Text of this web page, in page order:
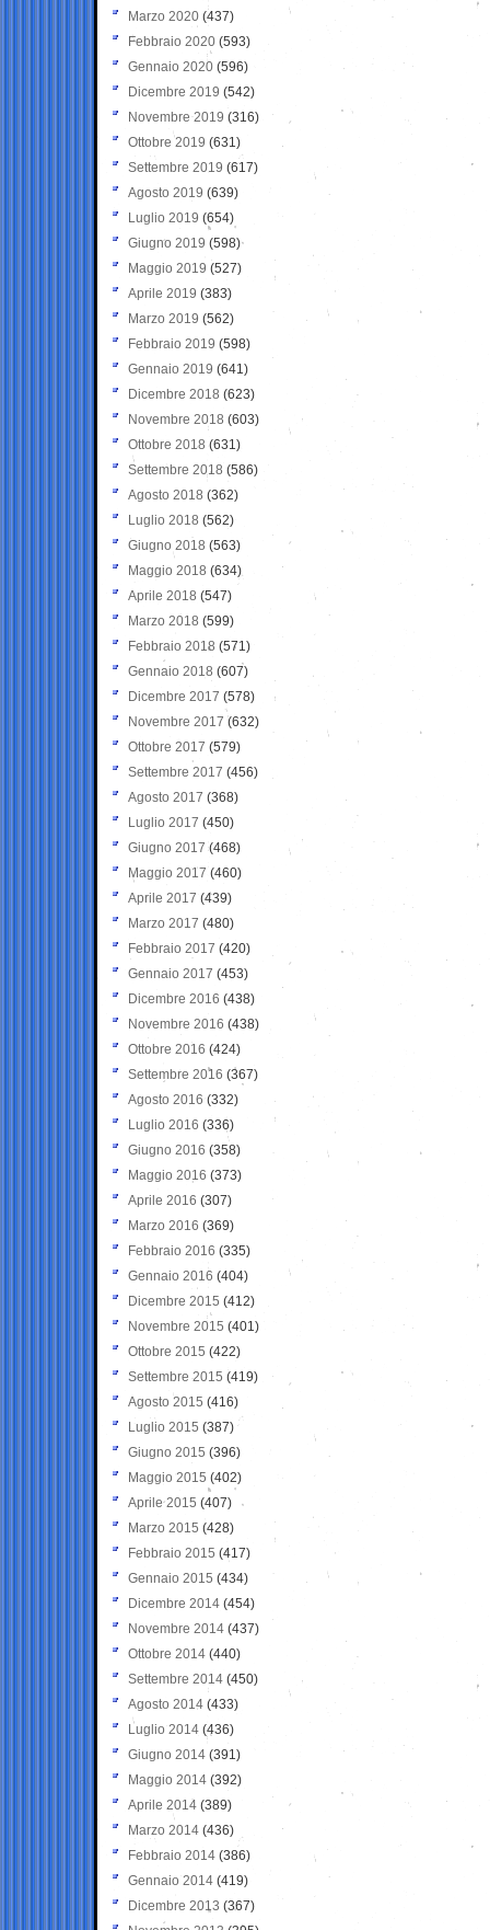
Marzo 2020 (437)
Febbraio 2020 (593)
Gennaio 2020 (596)
Dicembre 2019 (542)
Novembre 2019 (316)
Ottobre 2019 (631)
Settembre 2019 (617)
Agosto 2019 (639)
Luglio 2019 (654)
Giugno 2019 (598)
Maggio 2019 (527)
Aprile 2019 (383)
Marzo 2019 (562)
Febbraio 2019 (598)
Gennaio 2019 (641)
Dicembre 2018 (623)
Novembre 2018 (603)
Ottobre 2018 (631)
Settembre 2018 (586)
Agosto 2018 (362)
Luglio 2018 (562)
Giugno 2018 (563)
Maggio 2018 (634)
Aprile 2018 (547)
Marzo 2018 (599)
Febbraio 2018 (571)
Gennaio 2018 (607)
Dicembre 2017 (578)
Novembre 2017 (632)
Ottobre 2017 (579)
Settembre 2017 (456)
Agosto 2017 (368)
Luglio 2017 (450)
Giugno 2017 (468)
Maggio 2017 (460)
Aprile 2017 (439)
Marzo 2017 (480)
Febbraio 2017 (420)
Gennaio 2017 (453)
Dicembre 2016 (438)
Novembre 2016 (438)
Ottobre 2016 (424)
Settembre 2016 (367)
Agosto 2016 (332)
Luglio 2016 (336)
Giugno 2016 (358)
Maggio 2016 (373)
Aprile 2016 (307)
Marzo 2016 (369)
Febbraio 2016 (335)
Gennaio 2016 (404)
Dicembre 2015 (412)
Novembre 2015 (401)
Ottobre 2015 (422)
Settembre 2015 (419)
Agosto 2015 (416)
Luglio 2015 (387)
Giugno 2015 (396)
Maggio 2015 (402)
Aprile 2015 (407)
Marzo 2015 (428)
Febbraio 2015 (417)
Gennaio 2015 (434)
Dicembre 2014 (454)
Novembre 2014 (437)
Ottobre 2014 (440)
Settembre 2014 (450)
Agosto 2014 (433)
Luglio 2014 (436)
Giugno 2014 (391)
Maggio 2014 (392)
Aprile 2014 (389)
Marzo 2014 (436)
Febbraio 2014 (386)
Gennaio 2014 (419)
Dicembre 2013 (367)